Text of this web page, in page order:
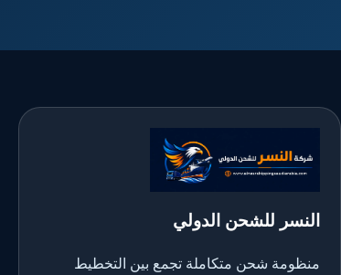
النسر للشحن الدولي
منظومة شحن متكاملة تجمع بين التخطيط